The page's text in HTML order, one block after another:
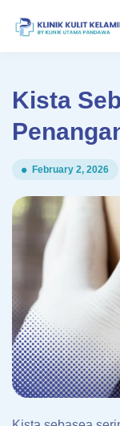
Kista
February 2, 2026